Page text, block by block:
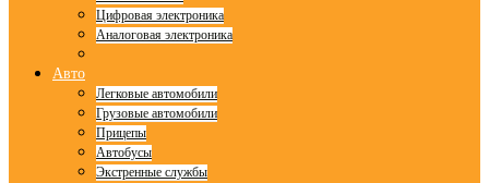
Цифровая электроника
Аналоговая электроника
Авто
Легковые автомобили
Грузовые автомобили
Прицепы
Автобусы
Экстренные службы